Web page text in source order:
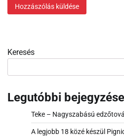
Keresés
Legutóbbi
Teke – Nagyszabású
A legjobb 18 közé készül